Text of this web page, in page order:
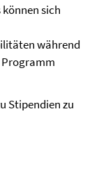
sich
während
Programm
Stipendien zu